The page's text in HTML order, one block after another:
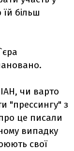
більш
чи варто
"прессингу" з
це писали
випадку
свої